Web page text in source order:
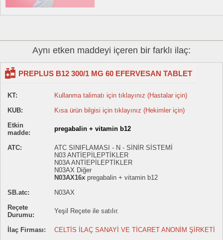
Aynı etken maddeyi içeren bir farklı ilaç:
PREPLUS B12 300/1 MG 60 EFERVESAN TABLET
KT:
Kullanma talimatı için tıklayınız (Hastalar için)
KUB:
Kısa ürün bilgisi için tıklayınız (Hekimler için)
Etkin
madde:
pregabalin + vitamin b12
ATC:
ATC SINIFLAMASI - N - SİNİR SİSTEMİ
N03 ANTİEPİLEPTİKLER
N03A ANTİEPİLEPTİKLER
N03AX Diğer
N03AX16x pregabalin + vitamin b12
SB.atc:
N03AX
Reçete
Durumu:
Yeşil Reçete ile satılır.
İlaç Firması:
CELTİS İLAÇ SANAYİ VE TİCARET ANONİM ŞİRKETİ